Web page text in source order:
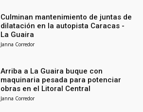
Culminan mantenimiento de juntas de
dilatación en la autopista Caracas -
La Guaira
Janna Corredor
Arriba a La Guaira buque con
maquinaria pesada para potenciar
obras en el Litoral Central
Janna Corredor